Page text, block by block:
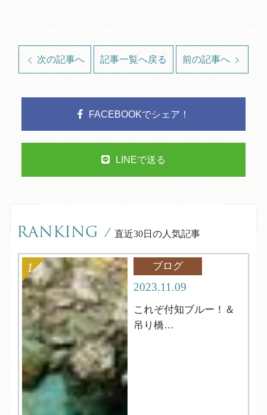
次の記事へ 記事一覧へ戻る 前の記事へ
FACEBOOKでシェア！
LINEで送る
RANKING / 直近30日の人気記事
ブログ
2023.11.09
これぞ付知ブルー！＆
吊り橋